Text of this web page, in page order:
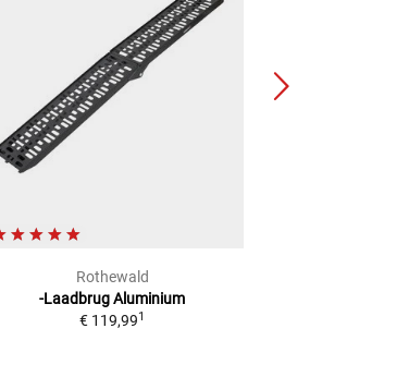
Rothewald
-Laadbrug Aluminium
€ 119,991